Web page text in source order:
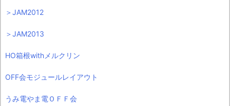
＞JAM2012
＞JAM2013
HO箱根withメルクリン
OFF会モジュールレイアウト
うみ電やま電ＯＦＦ会